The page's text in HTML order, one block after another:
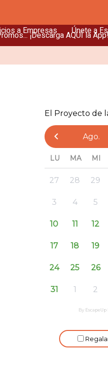
a Empresas Únete a
¡Descarga AQUÍ la